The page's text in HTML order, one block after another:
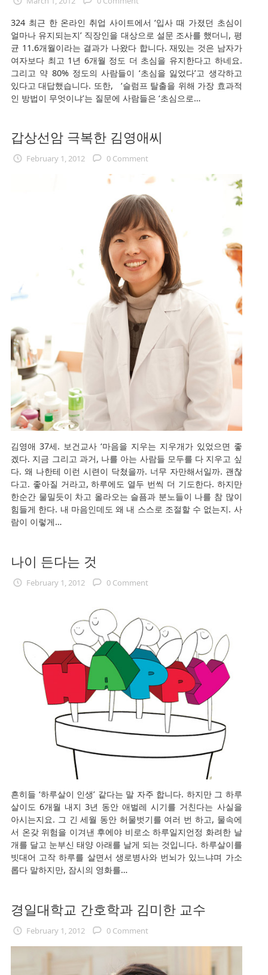
324 최근 한 온라인 취업 사이트에서 ‘입사 때 가졌던 초심이
얼마나 유지되는지’ 직장인을 대상으로 설문 조사를 했더니, 평
균 11.6개월이라는 결과가 나왔다 합니다. 재밌는 것은 남자가
여자보다 최고 1년 6개월 정도 더 초심을 유지한다고 하네요.
그리고 약 80% 정도의 사람들이 ‘초심을 잃었다’고 생각하고
있다고 대답했습니다. 또한, ‘슬럼프 탈출을 위해 가장 효과적
인 방법이 무엇이냐’는 질문에 사람들은 ‘초심으로…
갑상선암 극복한 김영애씨
February 1, 2012 0 Comment
김영애 37세. 보건교사 ‘마음을 지우는 지우개가 있었으면 좋
겠다. 지금 그리고 과거, 나를 아는 사람들 모두를 다 지우고 싶
다. 왜 나한테 이런 시련이 닥쳤을까. 너무 자만해서일까. 괜찮
다고. 좋아질 거라고, 하루에도 열두 번씩 더 기도한다. 하지만
한순간 물밀듯이 차고 올라오는 슬픔과 분노들이 나를 참 많이
힘들게 한다. 내 마음인데도 왜 내 스스로 조절할 수 없는지. 사
람이 이렇게…
나이 든다는 것
February 1, 2012 0 Comment
흔히들 ‘하루살이 인생’ 같다는 말 자주 합니다. 하지만 그 하루
살이도 6개월 내지 3년 동안 애벌레 시기를 거친다는 사실을
아시는지요. 그 긴 세월 동안 허물벗기를 여러 번 하고, 물속에
서 온갖 위험을 이겨낸 후에야 비로소 하루일지언정 화려한 날
개를 달고 눈부신 태양 아래를 날게 되는 것입니다. 하루살이를
빗대어 고작 하루를 살면서 생로병사와 번뇌가 있느냐며 가소
롭다 말하지만, 잠시의 영화를…
경일대학교 간호학과 김미한 교수
February 1, 2012 0 Comment